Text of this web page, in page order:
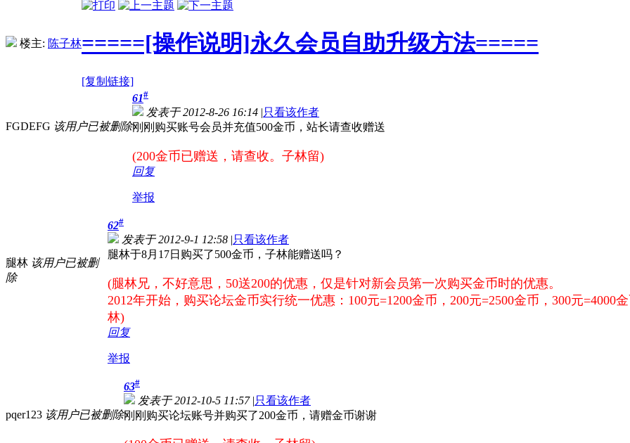
楼主: 陈子林=====[操作说明]永久会员自助升级方法=====
[复制链接]
FGDEFG 该用户已被删除
61#
发表于 2012-8-26 16:14 |只看该作者
刚刚购买账号会员并充值500金币，站长请查收赠送
(200金币已赠送，请查收。子林留)
回复
举报
腿林 该用户已被删
除
62#
发表于 2012-9-1 12:58 |只看该作者
腿林于8月17日购买了500金币，子林能赠送吗？
(腿林兄，不好意思，50送200的优惠，仅是针对新会员第一次购买金币时的优惠。
2012年开始，购买论坛金币实行统一优惠：100元=1200金币，200元=2500金币，300元=4000
林)
回复
举报
pqer123 该用户已被删除
63#
发表于 2012-10-5 11:57 |只看该作者
刚刚购买论坛账号并购买了200金币，请赠金币谢谢